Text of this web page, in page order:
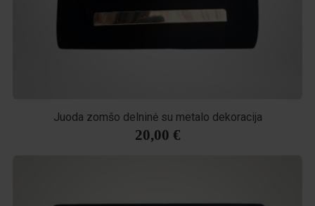
Juoda zomšo delninė su metalo dekoracija
20,00 €